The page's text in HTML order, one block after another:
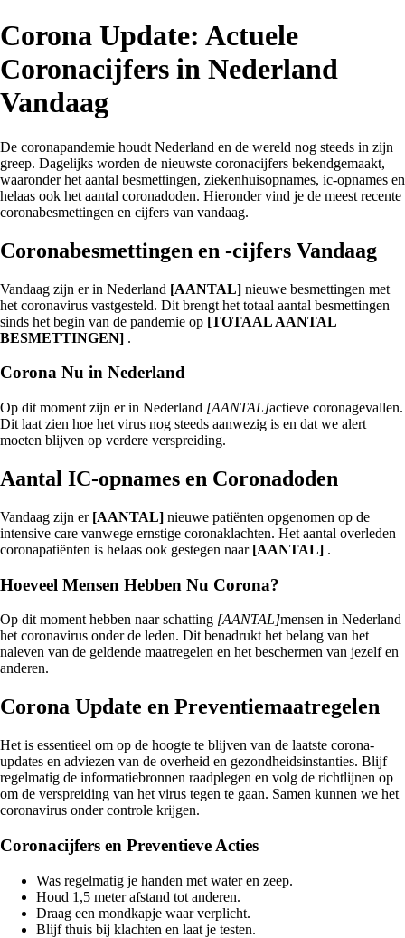
Corona Update: Actuele
Coronacijfers in Nederland
Vandaag
De coronapandemie houdt Nederland en de wereld nog steeds in zijn
greep. Dagelijks worden de nieuwste coronacijfers bekendgemaakt,
waaronder het aantal besmettingen, ziekenhuisopnames, ic-opnames en
helaas ook het aantal coronadoden. Hieronder vind je de meest recente
coronabesmettingen en cijfers van vandaag.
Coronabesmettingen en -cijfers Vandaag
Vandaag zijn er in Nederland [AANTAL] nieuwe besmettingen met
het coronavirus vastgesteld. Dit brengt het totaal aantal besmettingen
sinds het begin van de pandemie op [TOTAAL AANTAL
BESMETTINGEN] .
Corona Nu in Nederland
Op dit moment zijn er in Nederland [AANTAL]actieve coronagevallen.
Dit laat zien hoe het virus nog steeds aanwezig is en dat we alert
moeten blijven op verdere verspreiding.
Aantal IC-opnames en Coronadoden
Vandaag zijn er [AANTAL] nieuwe patiënten opgenomen op de
intensive care vanwege ernstige coronaklachten. Het aantal overleden
coronapatiënten is helaas ook gestegen naar [AANTAL] .
Hoeveel Mensen Hebben Nu Corona?
Op dit moment hebben naar schatting [AANTAL]mensen in Nederland
het coronavirus onder de leden. Dit benadrukt het belang van het
naleven van de geldende maatregelen en het beschermen van jezelf en
anderen.
Corona Update en Preventiemaatregelen
Het is essentieel om op de hoogte te blijven van de laatste corona-
updates en adviezen van de overheid en gezondheidsinstanties. Blijf
regelmatig de informatiebronnen raadplegen en volg de richtlijnen op
om de verspreiding van het virus tegen te gaan. Samen kunnen we het
coronavirus onder controle krijgen.
Coronacijfers en Preventieve Acties
Was regelmatig je handen met water en zeep.
Houd 1,5 meter afstand tot anderen.
Draag een mondkapje waar verplicht.
Blijf thuis bij klachten en laat je testen.